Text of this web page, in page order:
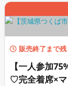
販売終了まで残
【一人参加
♡完全着席×マ